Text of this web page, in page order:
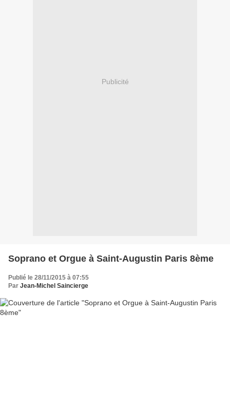
Publicité
Soprano et Orgue à Saint-Augustin Paris 8ème
Publié le 28/11/2015 à 07:55
Par Jean-Michel Saincierge